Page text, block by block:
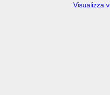
Visualizza